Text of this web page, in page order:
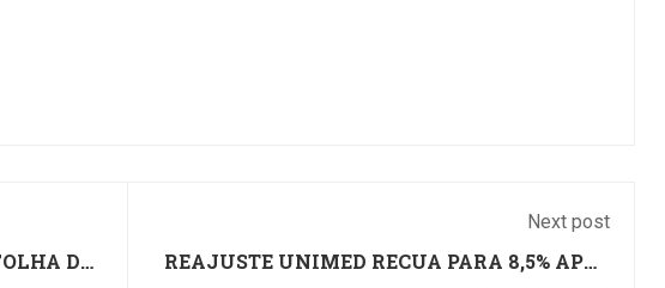
DE
Next post
REAJUSTE UNIMED RECUA PARA 8,5% APÓS